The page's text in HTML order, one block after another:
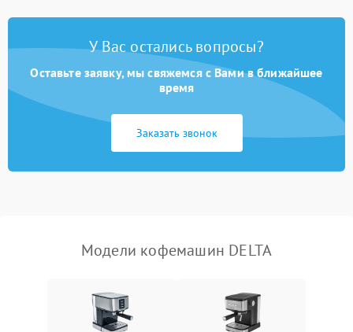
Постоянные сбои в работе 1500 ₽ Подробнее →
У Вас остались вопросы?
Оставьте заявку, мы свяжемся с Вами в ближайшее
время
Заказать звонок
Модели кофемашин DELTA